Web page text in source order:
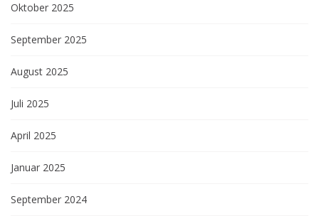
Oktober 2025
September 2025
August 2025
Juli 2025
April 2025
Januar 2025
September 2024